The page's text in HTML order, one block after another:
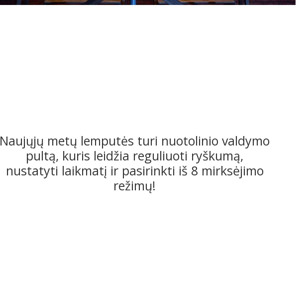
Naujųjų metų lemputės turi nuotolinio valdymo
pultą, kuris leidžia reguliuoti ryškumą,
nustatyti laikmatį ir pasirinkti iš 8 mirksėjimo
režimų!